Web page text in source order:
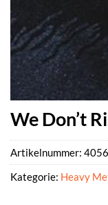
We Don’t
Artikelnummer:
Kategorie: Heavy